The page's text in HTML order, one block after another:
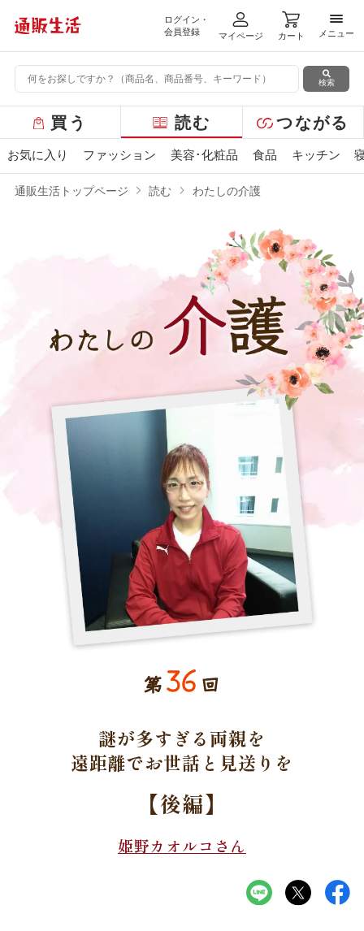
ログイン・
会員登録
マイページ カート
メニ
メニュー
検索
ー
バ
買う 読む つながる
お気に入り ファッション 美容･化粧品 食品 キッチン
通販生活トップページ 読む わたしの介護
第36 回
謎が多すぎる両親を
遠距離でお世話と見送りを
【後編】
姫野カオルコさん